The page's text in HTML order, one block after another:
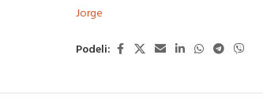
Jorge
Podeli: